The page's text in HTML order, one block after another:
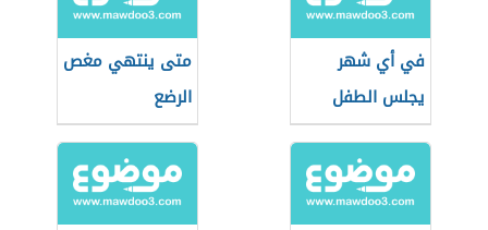
في أي شهر
يجلس الطفل
متى ينتهي مغص
الرضع